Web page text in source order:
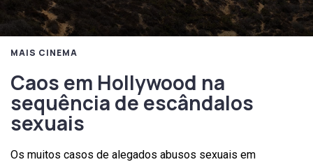
MAIS CINEMA
Caos em Hollywood na
sequência de escândalos
sexuais
Os muitos casos de alegados abusos sexuais em